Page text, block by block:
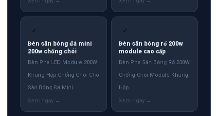
✓
Đèn sân bóng đá mini
200w chống chói
Đèn Pha LED Module 200W
Khung Hộp Chống Chói Cho
Sân Bóng Đá Mini
✓
Đèn sân bóng rổ 200w
module cao cấp
Đèn Pha Sân Bóng Rổ 200W
Chống Chói Module Khung
Hộp